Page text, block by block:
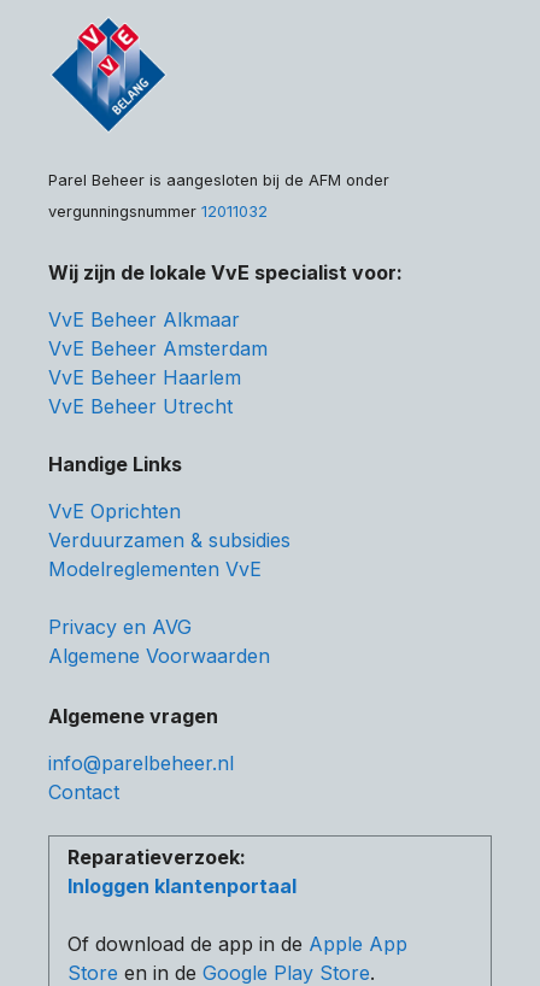
Parel Beheer is aangesloten bij de AFM onder
vergunningsnummer 12011032
Wij zijn de lokale VvE specialist voor:
VvE Beheer Alkmaar
VvE Beheer Amsterdam
VvE Beheer Haarlem
VvE Beheer Utrecht
Handige Links
VvE Oprichten
Verduurzamen & subsidies
Modelreglementen VvE
Privacy en AVG
Algemene Voorwaarden
Algemene vragen
info@parelbeheer.nl
Contact
Reparatieverzoek:
Inloggen klantenportaal
Of download de app in de Apple App
Store en in de Google Play Store.